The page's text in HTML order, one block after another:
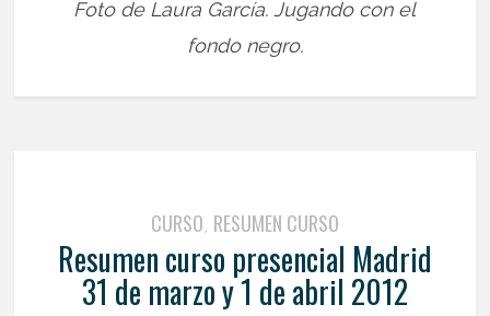
Foto de Laura García. Jugando con el
fondo negro.
CURSO, RESUMEN CURSO
Resumen curso presencial Madrid
31 de marzo y 1 de abril 2012